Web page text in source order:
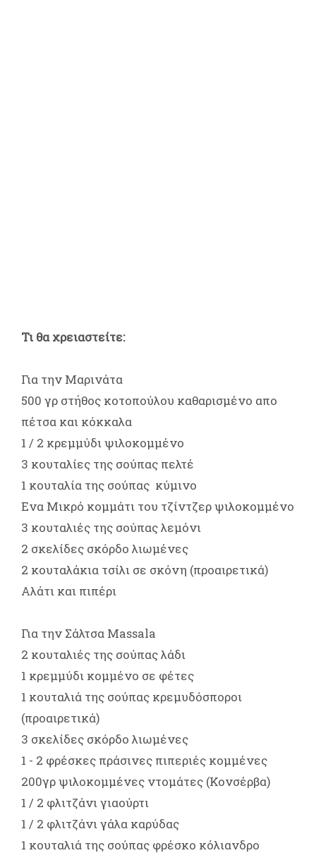
Τι θα χρειαστείτε:
Για την Μαρινάτα
500 γρ στήθος κοτοπούλου καθαρισμένο απο
πέτσα και κόκκαλα
1 / 2 κρεμμύδι ψιλοκομμένο
3 κουταλίες της σούπας πελτέ
1 κουταλία της σούπας κύμινο
Ενα Μικρό κομμάτι του τζίντζερ ψιλοκομμένο
3 κουταλιές της σούπας λεμόνι
2 σκελίδες σκόρδο λιωμένες
2 κουταλάκια τσίλι σε σκόνη (προαιρετικά)
Αλάτι και πιπέρι
Για την Σάλτσα Massala
2 κουταλιές της σούπας λάδι
1 κρεμμύδι κομμένο σε φέτες
1 κουταλιά της σούπας κρεμυδόσποροι
(προαιρετικά)
3 σκελίδες σκόρδο λιωμένες
1 - 2 φρέσκες πράσινες πιπεριές κομμένες
200γρ ψιλοκομμένες ντομάτες (Κονσέρβα)
1 / 2 φλιτζάνι γιαούρτι
1 / 2 φλιτζάνι γάλα καρύδας
1 κουταλιά της σούπας φρέσκο κόλιανδρο